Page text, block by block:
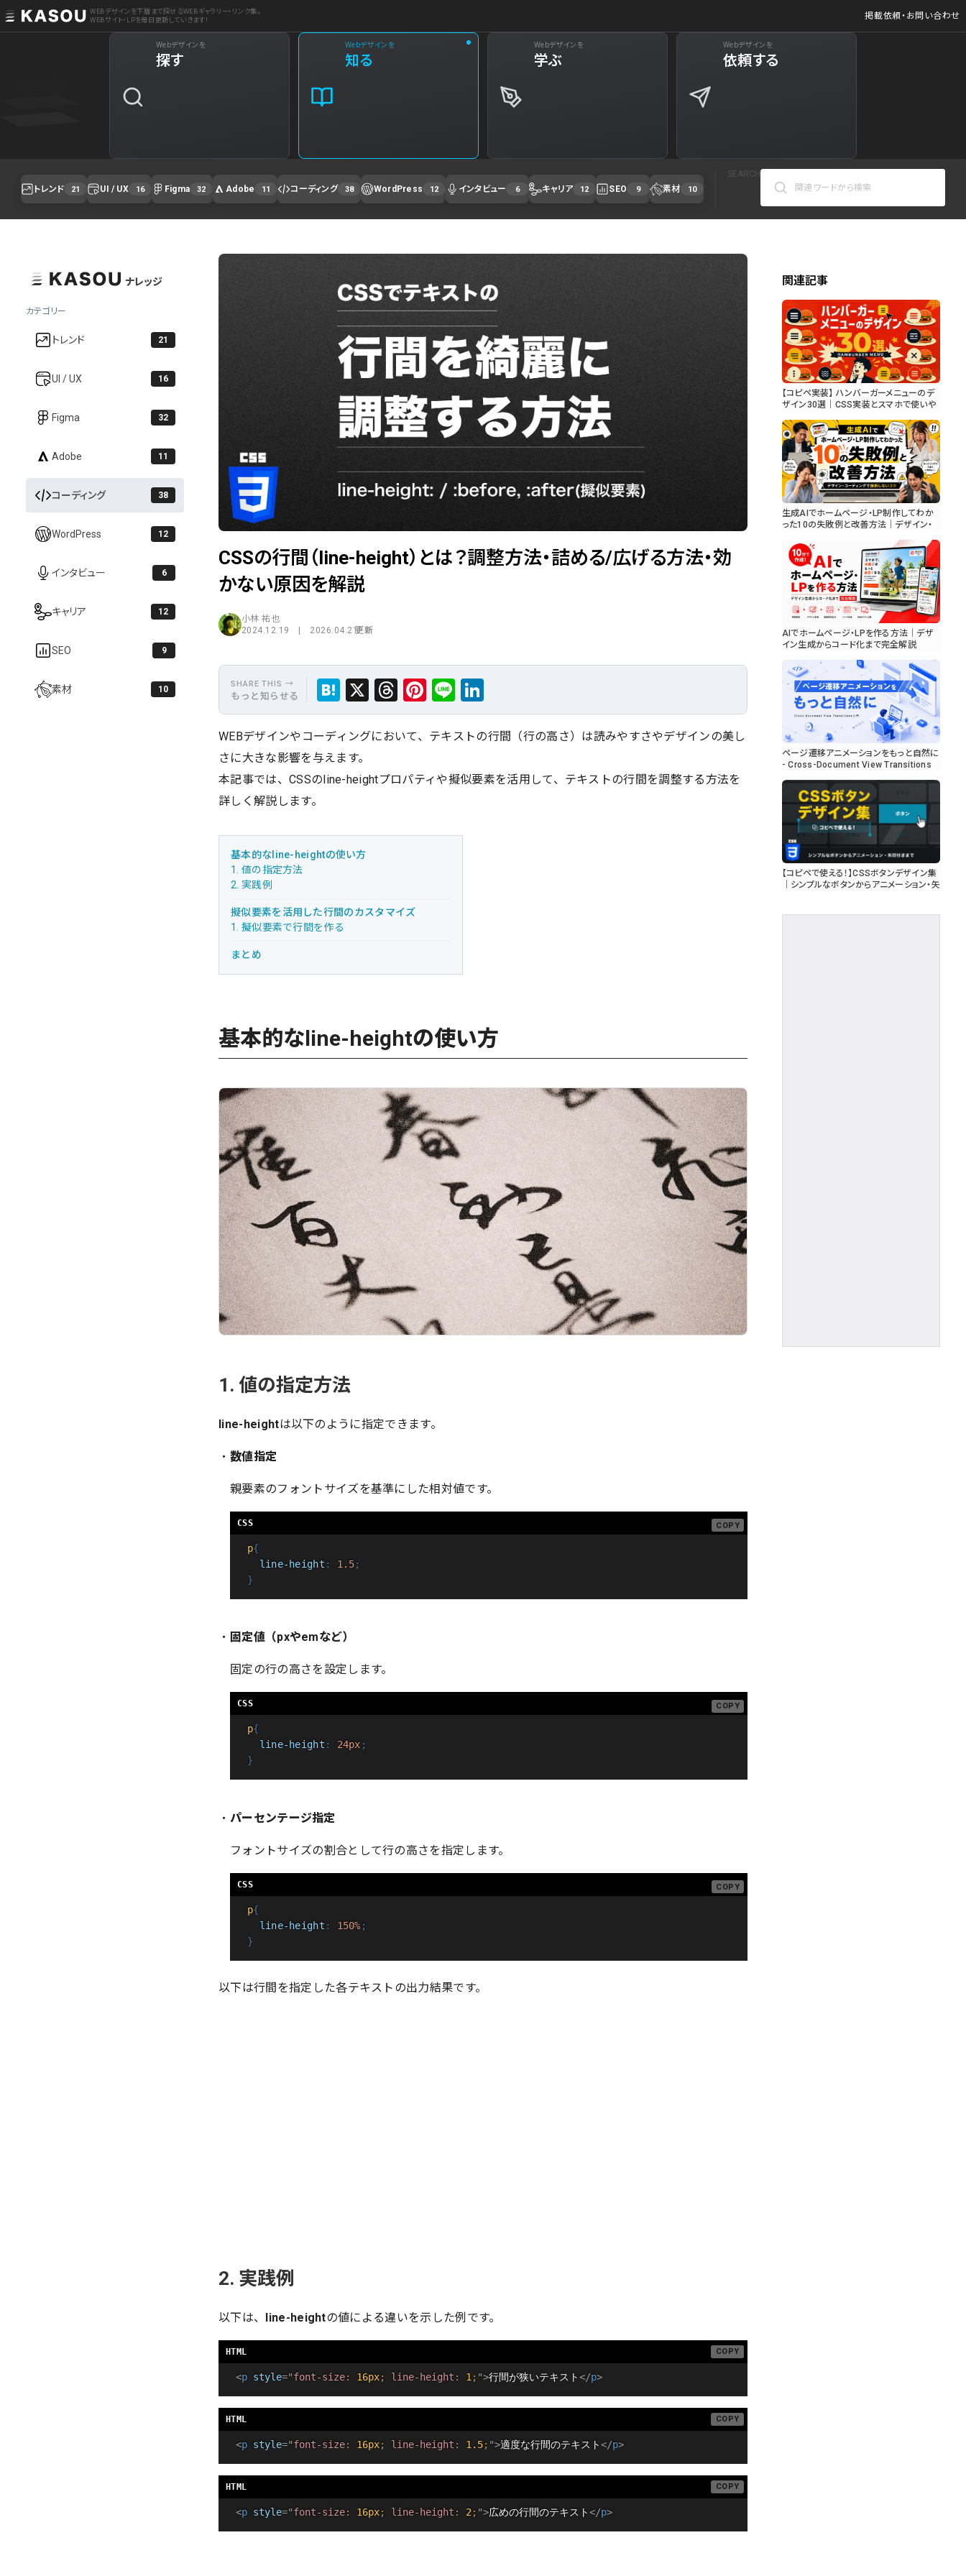
WEBデザインを下層まで探せるWEBギャラリー・リンク集。
WEBサイト・LPを毎日更新していきます! 掲載依頼・お問い合わせ
Webデザインを
探す
Webデザインを
知る
Webデザインを
学ぶ
Webデザインを
依頼する
トレンド 21 UI / UX 16 Figma 32 Adobe 11 コーディング 38 WordPress 12 インタビュー 6 キャリア 12 SEO 9 素材 10
SEARCH
ナレッジ
カテゴリー
トレンド 21
UI / UX 16
Figma 32
Adobe 11
コーディング 38
WordPress 12
インタビュー 6
キャリア 12
SEO 9
素材 10
CSSの行間（line-height）とは？調整方法・詰める/広げる方法・効
かない原因を解説
小林 祐也
2024.12.19 | 2026.04.21更新
もっと知らせる
Hate
na
Thre
ads
Link
edIn
WEBデザインやコーディングにおいて、テキストの行間（行の高さ）は読みやすさやデザインの美し
さに大きな影響を与えます。
本記事では、CSSのline-heightプロパティや擬似要素を活用して、テキストの行間を調整する方法を
詳しく解説します。
基本的なline-heightの使い方
1. 値の指定方法
2. 実践例
擬似要素を活用した行間のカスタマイズ
1. 擬似要素で行間を作る
まとめ
基本的なline-heightの使い方
1. 値の指定方法
line-heightは以下のように指定できます。
数値指定
親要素のフォントサイズを基準にした相対値です。
p{
line-height : 1.5;
}
固定値（pxやemなど）
固定の行の高さを設定します。
p{
line-height : 24px ;
}
パーセンテージ指定
フォントサイズの割合として行の高さを指定します。
p{
line-height : 150% ;
}
以下は行間を指定した各テキストの出力結果です。
2. 実践例
以下は、 line-heightの値による違いを示した例です。
<p style="font-size: 16px; line-height : 1; ">行間が狭いテキスト</p>
<p style="font-size: 16px; line-height : 1.5; ">適度な行間のテキスト</p>
<p style="font-size: 16px; line-height : 2; ">広めの行間のテキスト</p>
関連記事
【コピペ実装】 ハンバーガーメニューのデ
ザイン30選｜CSS実装とスマホで使いや
生成AIでホームページ・LP制作してわか
った10の失敗例と改善方法｜デザイン・
AIでホームページ・LPを作る方法｜デザ
イン生成からコード化まで完全解説
ページ遷移アニメーションをもっと自然に
- Cross-Document View Transitions
【コピペで使える！】CSSボタンデザイン集
｜シンプルなボタンからアニメーション・矢